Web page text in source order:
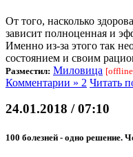
От того, насколько
зависит полноценная и
Именно из-за этого так
состоянием и своим
Разместил: Миловица
Комментарии » 2 Читать
24.01.2018 / 07:10
100 болезней - одно решение.